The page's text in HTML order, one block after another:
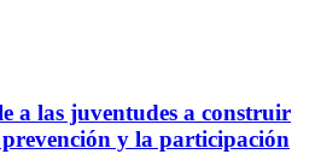
a las juventudes a construir
y la participación